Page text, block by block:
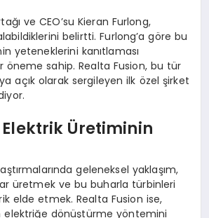
ve CEO’su Kieran Furlong,
belirtti. Furlong’a göre bu
yeteneklerini kanıtlaması
öneme sahip. Realta Fusion, bu tür
açık olarak sergileyen ilk özel şirket
Üretiminin
geleneksel yaklaşım,
üretmek ve bu buharla türbinleri
elde etmek. Realta Fusion ise,
elektriğe dönüştürme yöntemini